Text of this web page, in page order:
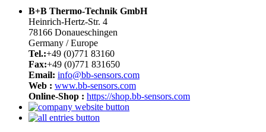
B+B Thermo-Technik GmbH
Heinrich-Hertz-Str. 4
78166 Donaueschingen
Germany / Europe
Tel.:+49 (0)771 83160
Fax:+49 (0)771 831650
Email: info@bb-sensors.com
Web : www.bb-sensors.com
Online-Shop : https://shop.bb-sensors.com